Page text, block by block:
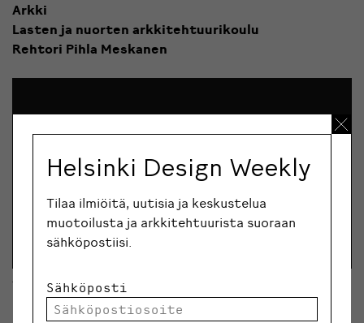
Arkki
Lasten ja nuorten arkkitehtuurikoulu
Rehtori Pihla Meskanen
Juttelimme Arkin väen kanssa Suomen
opetusjärjestelmästä, miksi lasten ja arkkitehtuurin
parissa on niin kivaa ja mitä erikoisen arvokasta on
Helsinki Design Weekly
Tilaa ilmiöitä, uutisia ja keskustelua
muotoilusta ja arkkitehtuurista suoraan
sähköpostiisi.
Sähköposti